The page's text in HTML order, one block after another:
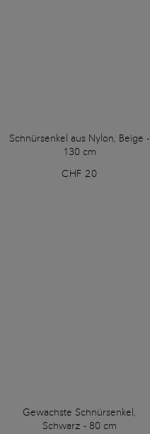
Schnürsenkel aus Nylon, Beige -
130 cm
CHF 20
Gewachste Schnürsenkel,
Schwarz - 80 cm